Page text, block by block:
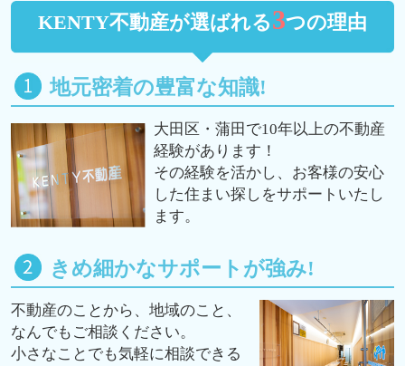
KENTY不動産が選ばれる3つの理由
地元密着の豊富な知識!
大田区・蒲田で10年以上の不動産
経験があります！
その経験を活かし、お客様の安心
した住まい探しをサポートいたし
ます。
きめ細かなサポートが強み!
不動産のことから、地域のこと、
なんでもご相談ください。
小さなことでも気軽に相談できる